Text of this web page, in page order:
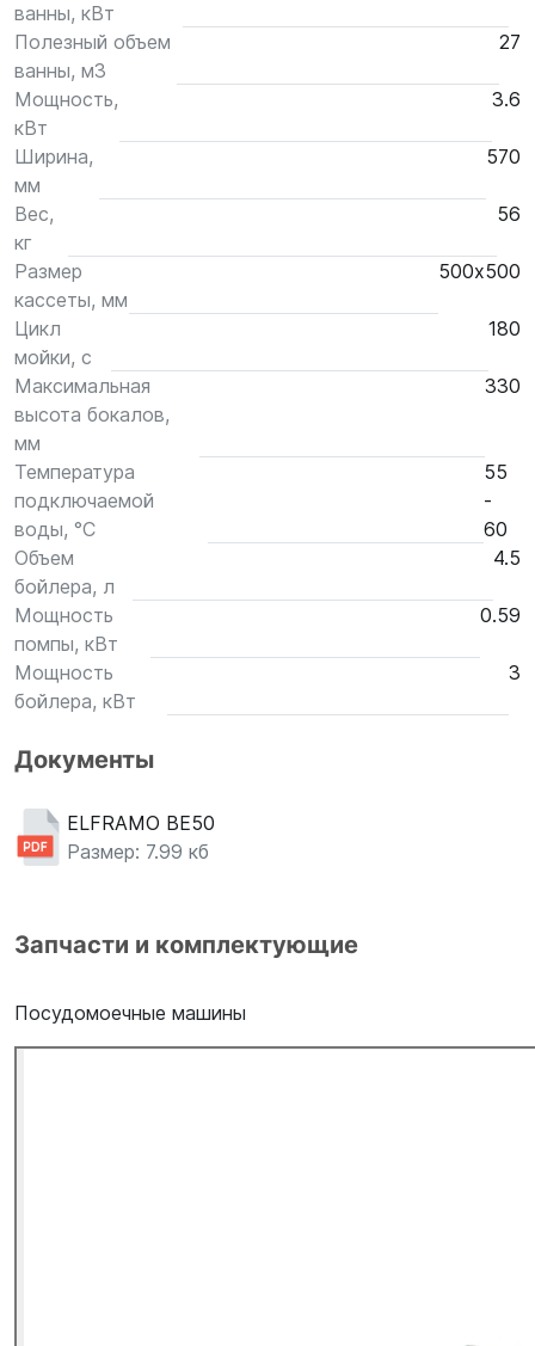
ванны, кВт
Полезный объем
ванны, м3
27
Мощность,
кВт
3.6
Ширина,
мм
570
Вес,
кг
56
Размер
кассеты, мм
500х500
Цикл
мойки, с
180
Максимальная
высота бокалов,
мм
330
Температура
подключаемой
воды, °С
55
-
60
Объем
бойлера, л
4.5
Мощность
помпы, кВт
0.59
Мощность
бойлера, кВт
3
Документы
ELFRAMO BE50
Размер: 7.99 кб
Запчасти и комплектующие
Посудомоечные машины